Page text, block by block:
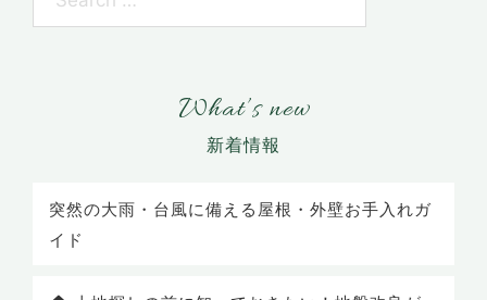
What’s new
突然の大雨・台風に備える屋根・外壁お手入れガ
イド